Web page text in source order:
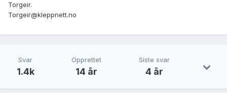
Torgeir.
Torgeir@kleppnett.no
Svar
1.4k
Opprettet
14 år
Siste svar
4 år